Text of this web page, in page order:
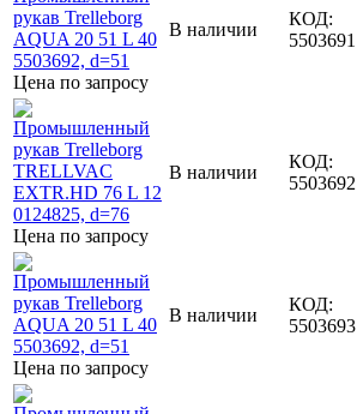
Цена по запросу
В наличии
КОД:
5503691
Цена по запросу
В наличии
КОД:
5503692
Цена по запросу
В наличии
КОД:
5503693